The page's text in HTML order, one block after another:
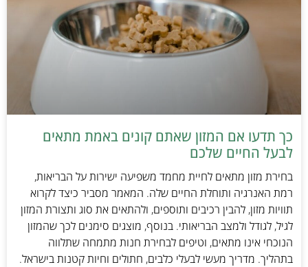
כך תדעו אם המזון שאתם קונים באמת מתאים
לבעל החיים שלכם
בחירת מזון מתאים לחיית מחמד משפיעה ישירות על הבריאות,
רמת האנרגיה ותוחלת החיים שלה. המאמר מסביר כיצד לקרוא
תוויות מזון, להבין רכיבים ותוספים, ולהתאים את סוג ותצורת המזון
לגיל, לגודל ולמצב הבריאותי. בנוסף, מוצגים סימנים לכך שהמזון
הנוכחי אינו מתאים, וטיפים לבחירת חנות מתמחה שתלווה
בתהליך. מדריך מעשי לבעלי כלבים, חתולים וחיות קטנות בישראל.